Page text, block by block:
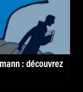
: découvrez